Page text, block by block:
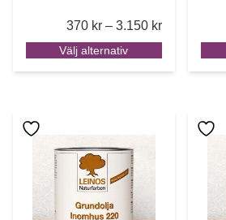
370 kr – 3.150 krPrice
Välj alternativ
Den här produkten har flera